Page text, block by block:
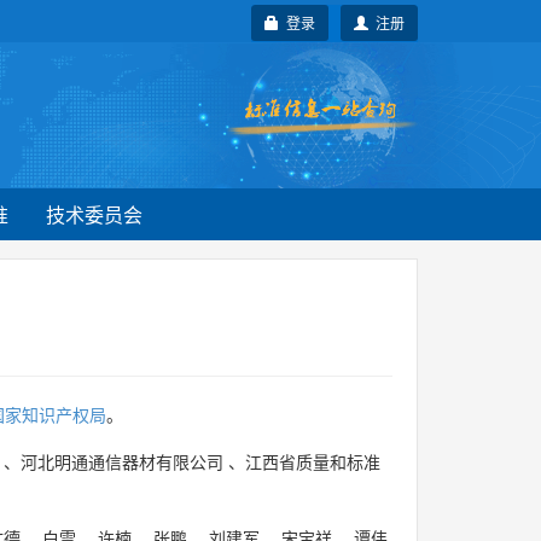
注册
登录
技术委员会
家知识产权局。
、 河北明通通信器材有限公司 、 江西省质量和标准